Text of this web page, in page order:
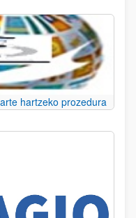
hartzeko prozedura